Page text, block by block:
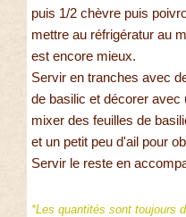
puis 1/2 chèvre puis
mettre au réfrigératur au
est encore mieux.
Servir en tranches avec
de basilic et décorer avec
mixer des feuilles de
et un petit peu d'ail pour
Servir le reste en
*Les quantités sont toujours